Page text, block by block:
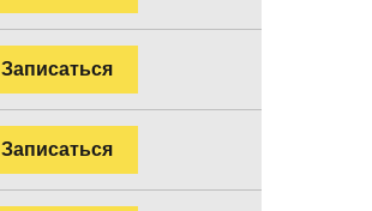
Записаться
Записаться